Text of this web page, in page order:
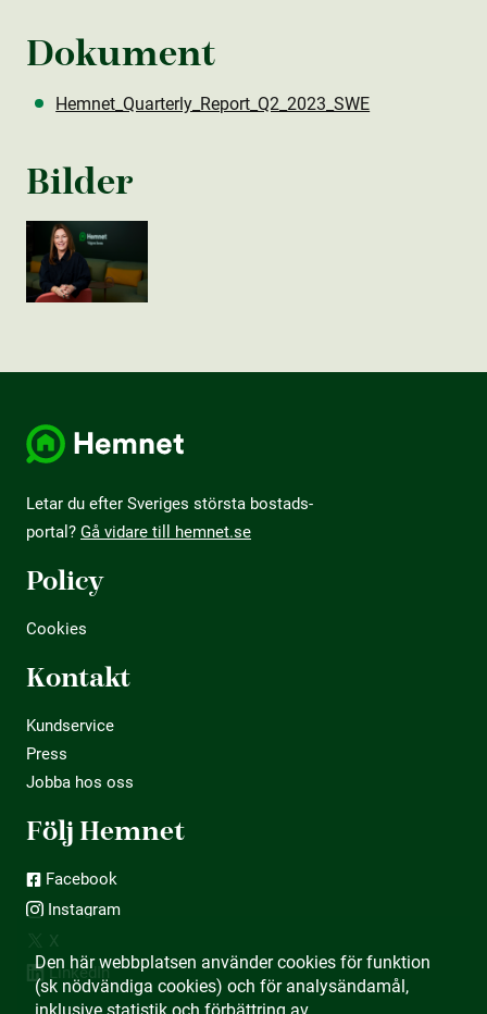
Dokument
Hemnet_Quarterly_Report_Q2_2023_SWE
Bilder
Letar du efter Sveriges största bostads­
portal? Gå vidare till hemnet.se
Policy
Cookies
Kontakt
Kundservice
Press
Jobba hos oss
Följ Hemnet
Facebook
Instagram
X
LinkedIn
Den här webbplatsen använder cookies för funktion
(sk nödvändiga cookies) och för analysändamål,